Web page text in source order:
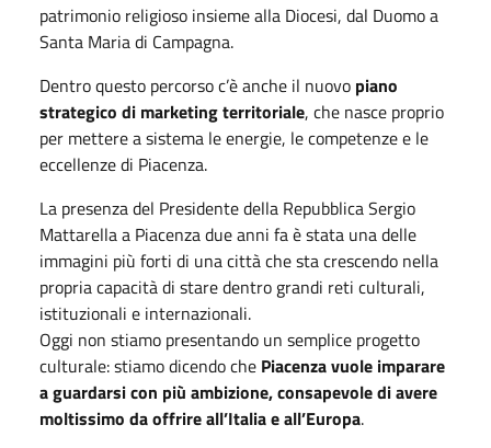
patrimonio religioso insieme alla Diocesi, dal Duomo a
Santa Maria di Campagna.
Dentro questo percorso c’è anche il nuovo piano
strategico di marketing territoriale, che nasce proprio
per mettere a sistema le energie, le competenze e le
eccellenze di Piacenza.
La presenza del Presidente della Repubblica Sergio
Mattarella a Piacenza due anni fa è stata una delle
immagini più forti di una città che sta crescendo nella
propria capacità di stare dentro grandi reti culturali,
istituzionali e internazionali.
Oggi non stiamo presentando un semplice progetto
culturale: stiamo dicendo che Piacenza vuole imparare
a guardarsi con più ambizione, consapevole di avere
moltissimo da offrire all’Italia e all’Europa.